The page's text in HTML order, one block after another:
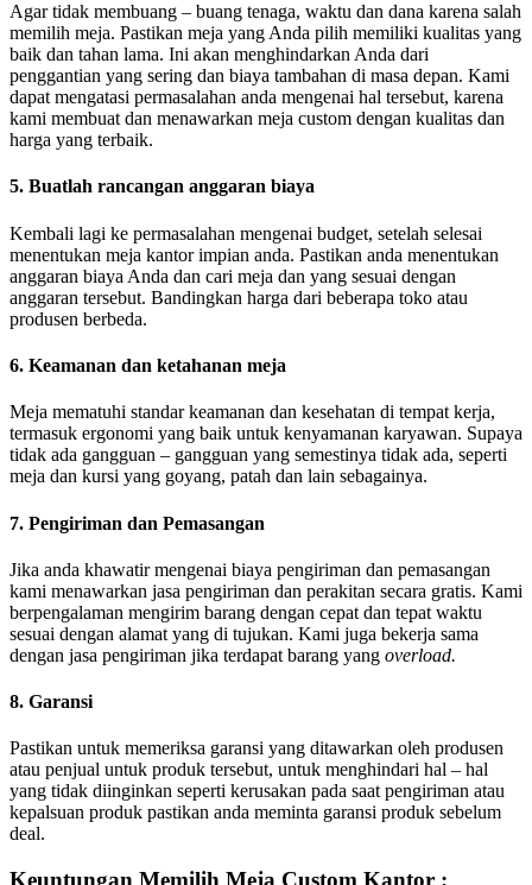
Agar tidak membuang – buang tenaga, waktu dan dana karena salah
memilih meja. Pastikan meja yang Anda pilih memiliki kualitas yang
baik dan tahan lama. Ini akan menghindarkan Anda dari
penggantian yang sering dan biaya tambahan di masa depan. Kami
dapat mengatasi permasalahan anda mengenai hal tersebut, karena
kami membuat dan menawarkan meja custom dengan kualitas dan
harga yang terbaik.
5. Buatlah rancangan anggaran biaya
Kembali lagi ke permasalahan mengenai budget, setelah selesai
menentukan meja kantor impian anda. Pastikan anda menentukan
anggaran biaya Anda dan cari meja dan yang sesuai dengan
anggaran tersebut. Bandingkan harga dari beberapa toko atau
produsen berbeda.
6. Keamanan dan ketahanan meja
Meja mematuhi standar keamanan dan kesehatan di tempat kerja,
termasuk ergonomi yang baik untuk kenyamanan karyawan. Supaya
tidak ada gangguan – gangguan yang semestinya tidak ada, seperti
meja dan kursi yang goyang, patah dan lain sebagainya.
7. Pengiriman dan Pemasangan
Jika anda khawatir mengenai biaya pengiriman dan pemasangan
kami menawarkan jasa pengiriman dan perakitan secara gratis. Kami
berpengalaman mengirim barang dengan cepat dan tepat waktu
sesuai dengan alamat yang di tujukan. Kami juga bekerja sama
dengan jasa pengiriman jika terdapat barang yang overload.
8. Garansi
Pastikan untuk memeriksa garansi yang ditawarkan oleh produsen
atau penjual untuk produk tersebut, untuk menghindari hal – hal
yang tidak diinginkan seperti kerusakan pada saat pengiriman atau
kepalsuan produk pastikan anda meminta garansi produk sebelum
deal.
Keuntungan Memilih Meja Custom Kantor :